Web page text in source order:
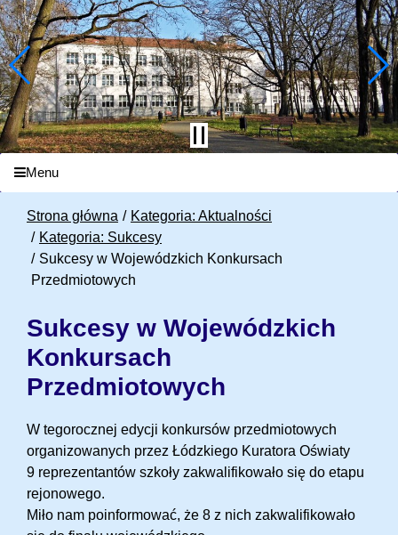
Menu
Strona główna
Kategoria: Aktualności
Kategoria: Sukcesy
Sukcesy w Wojewódzkich Konkursach
Przedmiotowych
Sukcesy w Wojewódzkich
Konkursach
Przedmiotowych
W tegorocznej edycji konkursów przedmiotowych
organizowanych przez Łódzkiego Kuratora Oświaty
9 reprezentantów szkoły zakwalifikowało się do etapu
rejonowego.
Miło nam poinformować, że 8 z nich zakwalifikowało